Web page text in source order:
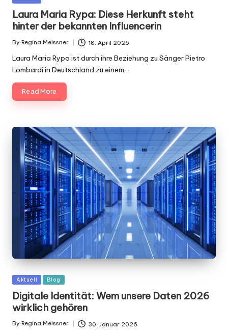
Laura Maria Rypa: Diese Herkunft steht
hinter der bekannten Influencerin
Posted
By Regina Meissner 18. April 2026
Laura Maria Rypa ist durch ihre Beziehung zu Sänger Pietro
Lombardi in Deutschland zu einem…
Read More
Posted
Aktuell Blog
Digitale Identität: Wem unsere Daten 2026
wirklich gehören
Posted
By Regina Meissner 30. Januar 2026